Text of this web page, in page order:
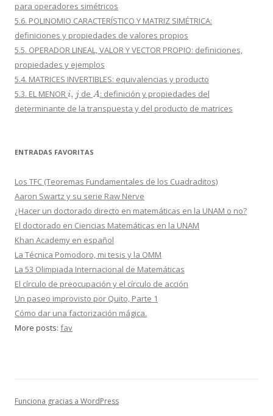
para operadores simétricos
5.6. POLINOMIO CARACTERÍSTICO Y MATRIZ SIMÉTRICA:
definiciones y propiedades de valores propios
5.5. OPERADOR LINEAL, VALOR Y VECTOR PROPIO: definiciones,
propiedades y ejemplos
5.4. MATRICES INVERTIBLES: equivalencias y producto
5.3. EL MENORi,j de A: definición y propiedades del
determinante de la transpuesta y del producto de matrices
ENTRADAS FAVORITAS
Los TFC (Teoremas Fundamentales de los Cuadraditos)
Aaron Swartz y su serie Raw Nerve
¿Hacer un doctorado directo en matemáticas en la UNAM o no?
El doctorado en Ciencias Matemáticas en la UNAM
Khan Academy en español
La Técnica Pomodoro, mi tesis y la OMM
La 53 Olimpiada Internacional de Matemáticas
El círculo de preocupación y el círculo de acción
Un paseo improvisto por Quito, Parte 1
Cómo dar una factorización mágica.
More posts: fav
Funciona gracias a WordPress